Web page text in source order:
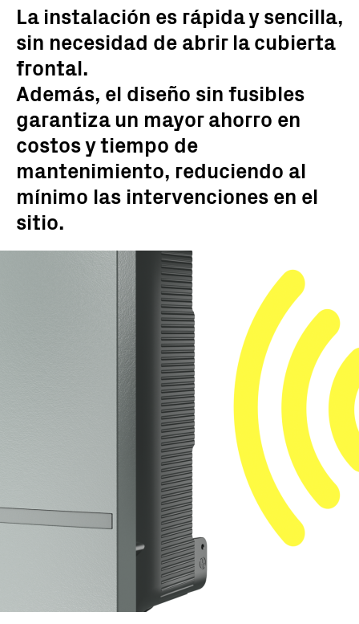
La instalación es rápida y sencilla,
sin necesidad de abrir la cubierta
frontal.
Además, el diseño sin fusibles
garantiza un mayor ahorro en
costos y tiempo de
mantenimiento, reduciendo al
mínimo las intervenciones en el
sitio.